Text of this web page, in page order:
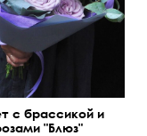
с брассикой и
"Блюз"